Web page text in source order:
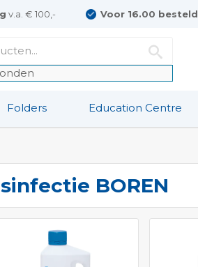
v.a. € 100,- Voor 16.00 besteld
Folders Education Centre
BOREN